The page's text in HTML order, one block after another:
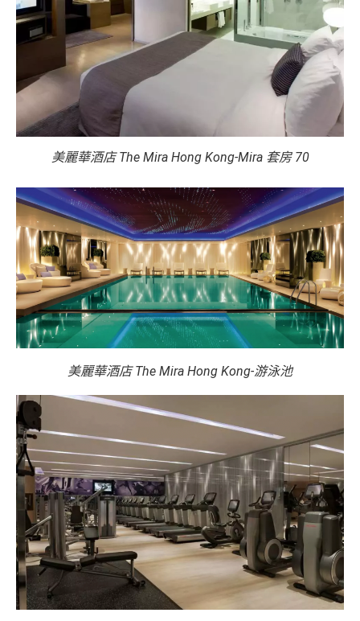
美麗華酒店 The Mira Hong Kong-Mira 套房 70
美麗華酒店 The Mira Hong Kong-游泳池